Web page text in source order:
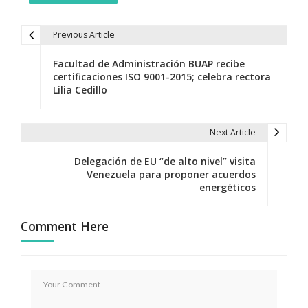
i
ó
Previous Article
Facultad de Administración BUAP recibe
certificaciones ISO 9001-2015; celebra rectora
Lilia Cedillo
Next Article
Delegación de EU “de alto nivel” visita
Venezuela para proponer acuerdos
energéticos
Comment Here